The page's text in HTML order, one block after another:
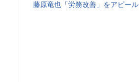
藤原竜也「労務改善」をアピール